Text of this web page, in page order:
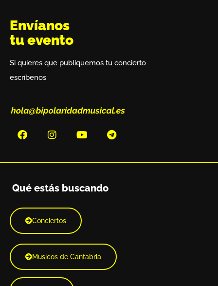
Envíanos
tu evento
Si quieres que publiquemos tu concierto
escríbenos
Qué estás buscando
Conciertos
Musicos de Cantabria